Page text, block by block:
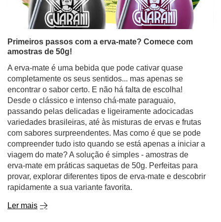
amostras de 50g!
A erva-mate é uma bebida que pode cativar quase
completamente os seus sentidos... mas apenas se
encontrar o sabor certo. E não há falta de escolha!
Desde o clássico e intenso chá-mate paraguaio,
passando pelas delicadas e ligeiramente adocicadas
variedades brasileiras, até às misturas de ervas e frutas
com sabores surpreendentes. Mas como é que se pode
compreender tudo isto quando se está apenas a iniciar a
viagem do mate? A solução é simples - amostras de
erva-mate em práticas saquetas de 50g. Perfeitas para
provar, explorar diferentes tipos de erva-mate e descobrir
rapidamente a sua variante favorita.
Ler mais